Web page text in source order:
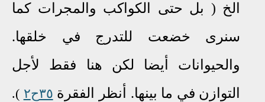
الخ ( بل حتى الكواكب والمجرات كما
سنرى خضعت للتدرج في خلقها.
والحيوانات أيضا لكن هنا فقط لأجل
التوازن في ما بينها. أنظر الفقرة ٣٥ح٢ )
.